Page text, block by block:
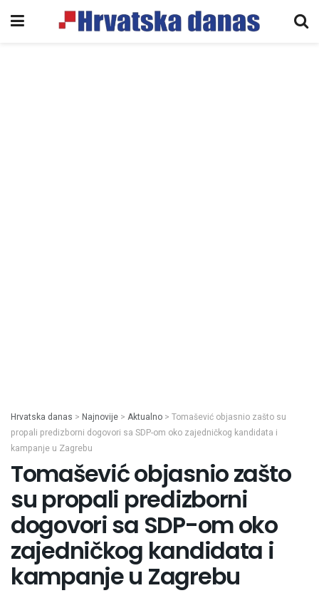
Hrvatska danas > Najnovije > Aktualno > Tomašević objasnio zašto su
propali predizborni dogovori sa SDP-om oko zajedničkog kandidata i
kampanje u Zagrebu
Tomašević objasnio zašto
su propali predizborni
dogovori sa SDP-om oko
zajedničkog kandidata i
kampanje u Zagrebu